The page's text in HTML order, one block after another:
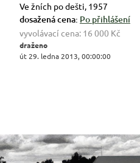
Ve žních po dešti, 1957
dosažená cena: Po přihlášení
vyvolávací cena: 16 000 Kč
draženo
út 29. ledna 2013, 00:00:00